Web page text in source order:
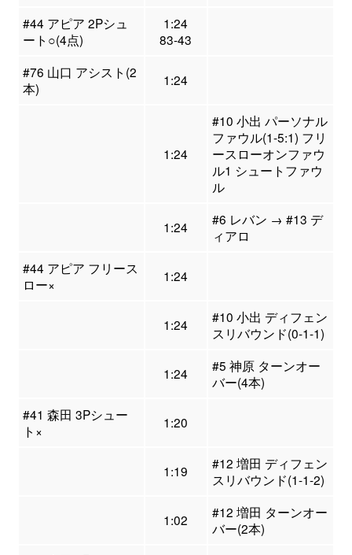
#44 アピア 2Pシュ
ート○(4点)
1:24
83-43
#76 山口 アシスト(2
本)
1:24
1:24
#10 小出 パーソナル
ファウル(1-5:1) フリ
ースローオンファウ
ル1 シュートファウ
ル
1:24
#6 レバン → #13 デ
ィアロ
#44 アピア フリース
ロー×
1:24
1:24
#10 小出 ディフェン
スリバウンド(0-1-1)
1:24
#5 神原 ターンオー
バー(4本)
#41 森田 3Pシュー
ト×
1:20
1:19
#12 増田 ディフェン
スリバウンド(1-1-2)
1:02
#12 増田 ターンオー
バー(2本)